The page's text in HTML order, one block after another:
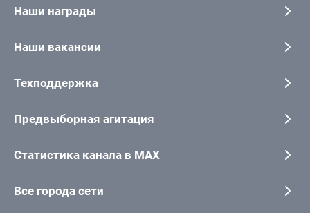
Наши награды
Наши вакансии
Техподдержка
Предвыборная агитация
Статистика канала в MAX
Все города сети